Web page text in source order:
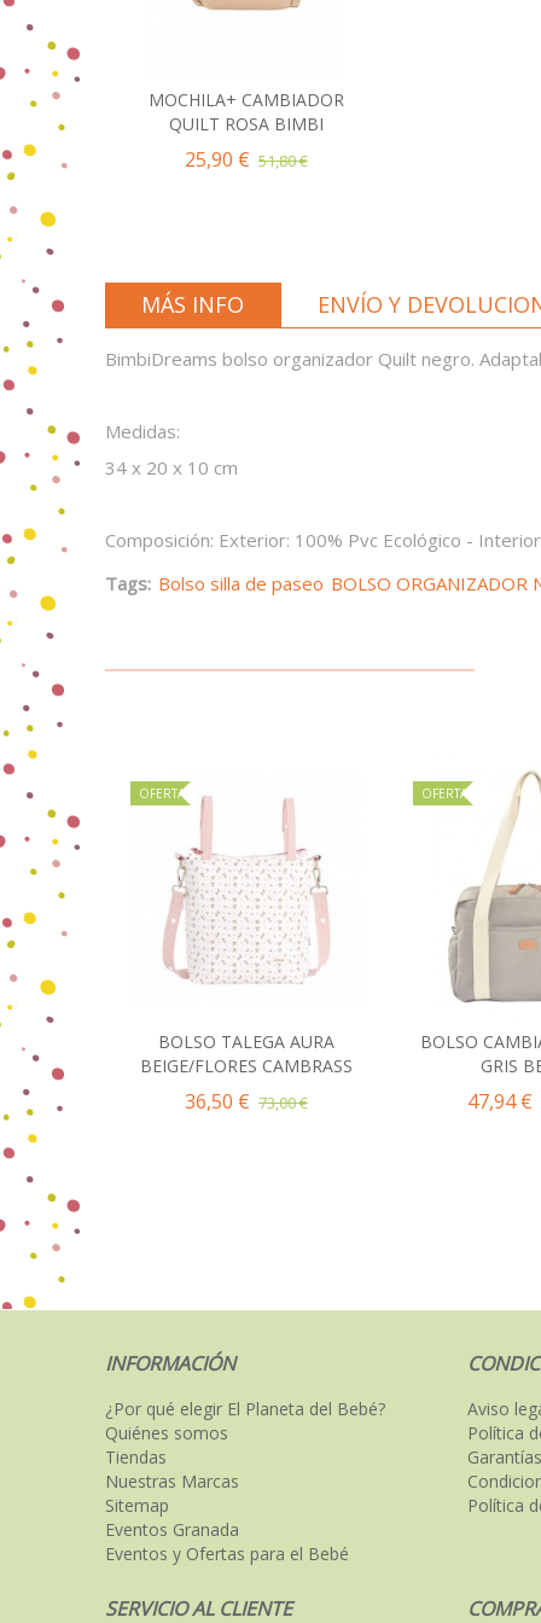
Añadir al Carrito
MOCHILA+ CAMBIADOR
QUILT ROSA BIMBI
25,90 € 51,80 €
MÁS INFO ENVÍO Y
BimbiDreams bolso organizador Quilt negro.
Medidas:
34 x 20 x 10 cm
Composición: Exterior: 100% Pvc Ecológico -
Tags: Bolso silla de paseo BOLSO ORGANIZADOR
OFERTA
Añadir al carrito
BOLSO TALEGA AURA
BEIGE/FLORES CAMBRASS
36,50 € 73,00 €
OFERTA
Añadir
BOLSO
GRIS
47,94 €
INFORMACIÓN
¿Por qué elegir El Planeta del Bebé?
Quiénes somos
Tiendas
Nuestras Marcas
Sitemap
Eventos Granada
Eventos y Ofertas para el Bebé
Aviso
Política
Política
SERVICIO AL CLIENTE